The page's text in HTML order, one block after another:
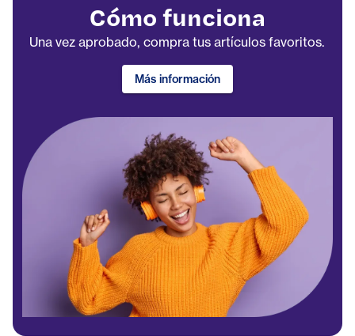
Cómo funciona
Una vez aprobado, compra tus artículos favoritos.
Más información